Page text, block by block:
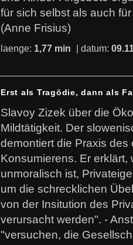
für sich selbst als auch
(Anne Frisius)
laenge: 1,77 min | datum:
Erst als Tragödie, dann als
Slavoy Zizek über die
Mildtätigkeit. Der
demontiert die Praxis des
Konsumierens. Er erklärt,
unmoralisch ist,
um die schrecklichen
von der Insitution des
verursacht werden". -
"versuchen, die